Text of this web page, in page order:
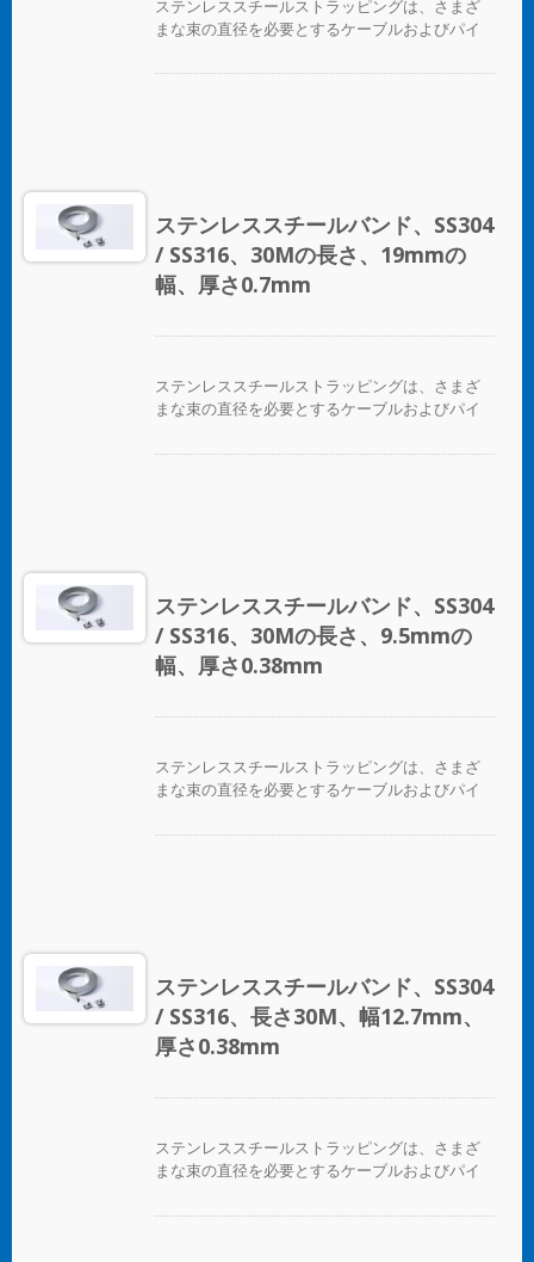
ステンレススチールストラッピングは、さまざ
まな束の直径を必要とするケーブルおよびパイ
ステンレススチールバンド、SS304
/ SS316、30Mの長さ、19mmの
幅、厚さ0.7mm
ステンレススチールストラッピングは、さまざ
まな束の直径を必要とするケーブルおよびパイ
ステンレススチールバンド、SS304
/ SS316、30Mの長さ、9.5mmの
幅、厚さ0.38mm
ステンレススチールストラッピングは、さまざ
まな束の直径を必要とするケーブルおよびパイ
ステンレススチールバンド、SS304
/ SS316、長さ30M、幅12.7mm、
厚さ0.38mm
ステンレススチールストラッピングは、さまざ
まな束の直径を必要とするケーブルおよびパイ